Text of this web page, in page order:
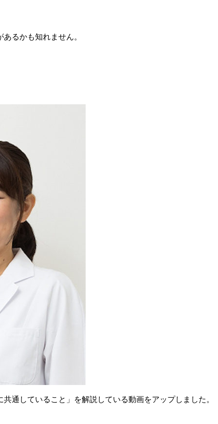
るかも知れません。
通していること」を解説している動画をアップしました。